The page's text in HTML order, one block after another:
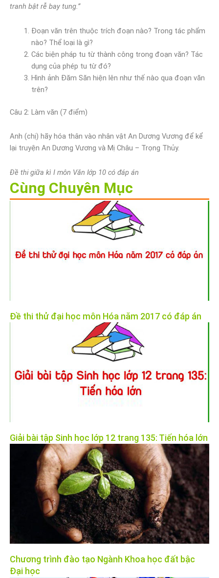
tranh bật rễ bay tung.”
Đoạn văn trên thuộc trích đoạn nào? Trong tác phẩm
nào? Thể loại là gì?
Các biện pháp tu từ thành công trong đoạn văn? Tác
dụng của phép tu từ đó?
Hình ảnh Đăm Săn hiện lên như thế nào qua đoạn văn
trên?
Câu 2: Làm văn (7 điểm)
Anh (chị) hãy hóa thân vào nhân vật An Dương Vương để kể
lại truyện An Dương Vương và Mị Châu – Trọng Thủy.
Đề thi giữa kì I môn Văn lớp 10 có đáp án
Cùng Chuyên Mục
Đề thi thử đại học môn Hóa năm 2017 có đáp án
Giải bài tập Sinh học lớp 12 trang 135: Tiến hóa lớn
Chương trình đào tạo Ngành Khoa học đất bậc
Đại học